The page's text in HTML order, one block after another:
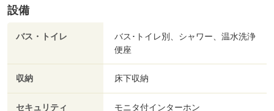
設備
バス・トイレ
バス･トイレ別、シャワー、温水洗浄
便座
収納 床下収納
セキュリティ モニタ付インターホン